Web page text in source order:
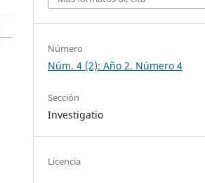
Número
Núm. 4 (2): Año 2. Número 4
Sección
Investigatio
Licencia